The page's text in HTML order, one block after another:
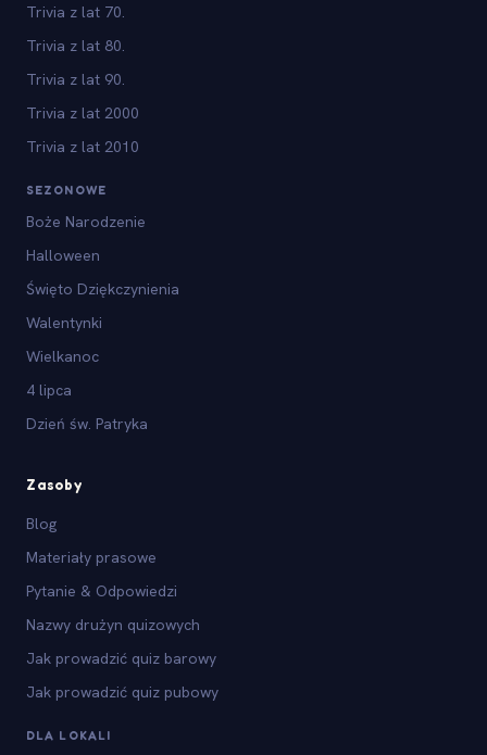
Trivia z lat 70.
Trivia z lat 80.
Trivia z lat 90.
Trivia z lat 2000
Trivia z lat 2010
SEZONOWE
Boże Narodzenie
Halloween
Święto Dziękczynienia
Walentynki
Wielkanoc
4 lipca
Dzień św. Patryka
Zasoby
Blog
Materiały prasowe
Pytanie & Odpowiedzi
Nazwy drużyn quizowych
Jak prowadzić quiz barowy
Jak prowadzić quiz pubowy
DLA LOKALI